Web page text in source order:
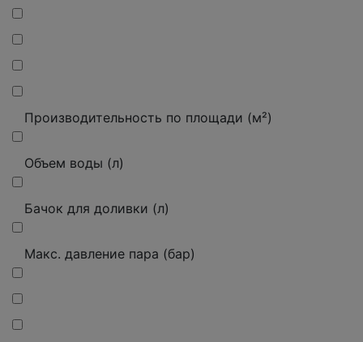
Производительность по площади (м²)
Объем воды (л)
Бачок для доливки (л)
Макс. давление пара (бар)